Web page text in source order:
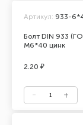
Болт DIN 933
М6*40 цинк
Артикул: 933-
2.20 ₽